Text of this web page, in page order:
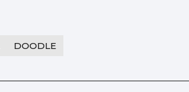
DOODLE